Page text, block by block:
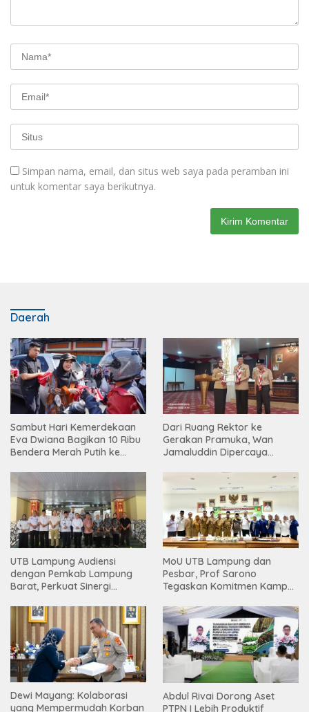
Simpan nama, email, dan situs web saya pada peramban ini
untuk komentar saya berikutnya.
Daerah
Sambut Hari Kemerdekaan
Eva Dwiana Bagikan 10 Ribu
Bendera Merah Putih ke
Dari Ruang Rektor ke
Gerakan Pramuka, Wan
Jamaluddin Dipercaya
UTB Lampung Audiensi
dengan Pemkab Lampung
Barat, Perkuat Sinergi
Tinggi
MoU UTB Lampung dan
Pesbar, Prof Sarono
Tegaskan Komitmen Kampus
Masyarakat
Dewi Mayang: Kolaborasi
yang Mempermudah Korban
Abdul Rivai Dorong Aset
PTPN I Lebih Produktif